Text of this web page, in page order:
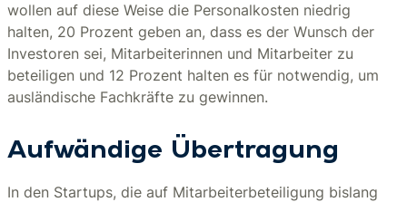
wollen auf diese Weise die Personalkosten niedrig
halten, 20 Prozent geben an, dass es der Wunsch der
Investoren sei, Mitarbeiterinnen und Mitarbeiter zu
beteiligen und 12 Prozent halten es für notwendig, um
ausländische Fachkräfte zu gewinnen.
Aufwändige Übertragung
In den Startups, die auf Mitarbeiterbeteiligung bislang